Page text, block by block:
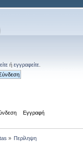
ή εγγραφείτε
Εγγραφή
» Περίληψη